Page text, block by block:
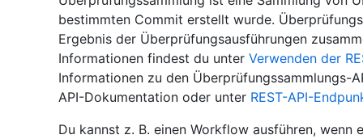
bestimmten Commit erstellt wurde.
Ergebnis der Überprüfungsausführungen
Informationen findest du unter Verwenden der
Informationen zu den Überprüfungssammlungs-
API-Dokumentation oder unter REST-API-
Du kannst z. B. einen Workflow ausführen, wenn